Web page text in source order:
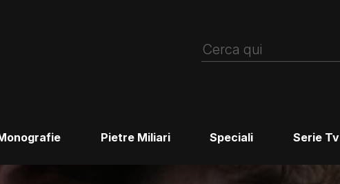
Pietre Miliari Speciali Serie Tv